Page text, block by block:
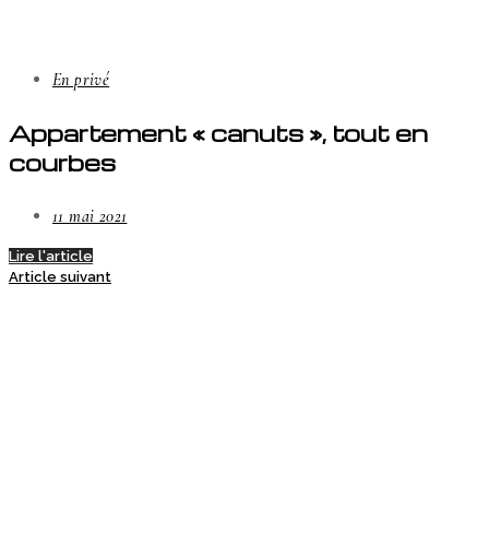
En privé
Appartement « canuts », tout en
courbes
11 mai 2021
Lire l'article
Article suivant